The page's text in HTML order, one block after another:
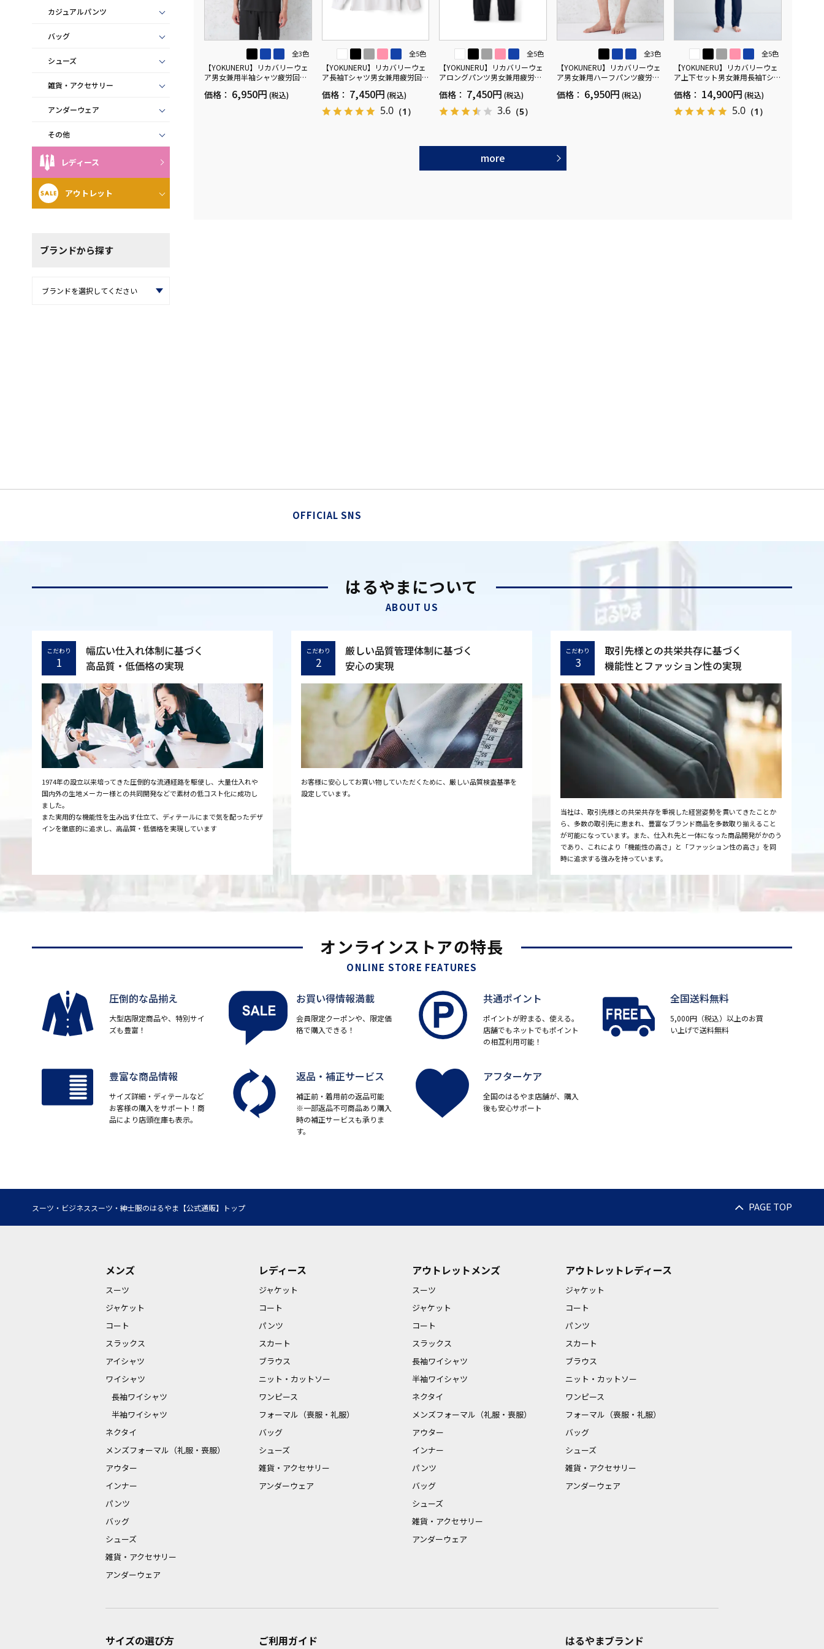
カジュアルパンツ
バッグ
シューズ
雑貨・アクセサリー
アンダーウェア
その他
レディース
アウトレット
ブランドから探す
全3色
【YOKUNERU】リカバリーウェ
ア男女兼用半袖シャツ疲労回復
(R)【一般医療機器】SS～LLサイ
価格： 6,950円 (税込)
全5色
【YOKUNERU】リカバリーウェ
ア長袖Tシャツ男女兼用疲労回復
(R)【一般医療機器】SS～LLサイ
ズ
価格： 7,450円 (税込)
5.0（1）
全5色
【YOKUNERU】リカバリーウェ
アロングパンツ男女兼用疲労回
IX(R)【一般医療機器】SS～LLサ
イズ
価格： 7,450円 (税込)
3.6 （5）
全3色
【YOKUNERU】リカバリーウェ
ア男女兼用ハーフパンツ疲労回
IX(R)【一般医療機器】SS～LLサ
価格： 6,950円 (税込)
全5色
【YOKUNERU】リカバリーウェ
ア上下セット男女兼用長袖Tシャ
進遠赤外線快眠NANOMIX(R)【一
般医療機器】SS～LLサイズ
価格： 14,900円 (税込)
5.0 （1）
more
OFFICIAL SNS
はるやまについて
ABOUT US
こだわり
1
幅広い仕入れ体制に基づく
高品質・低価格の実現
1974年の設立以来培ってきた圧倒的な流通経路を駆使し、大量仕入れや
国内外の生地メーカー様との共同開発などで素材の低コスト化に成功し
ました。
また実用的な機能性を生み出す仕立て、ディテールにまで気を配ったデザ
インを徹底的に追求し、高品質・低価格を実現しています
こだわり
2
厳しい品質管理体制に基づく
安心の実現
お客様に安心してお買い物していただくために、厳しい品質検査基準を
設定しています。
こだわり
3
取引先様との共栄共存に基づく
機能性とファッション性の実現
当社は、取引先様との共栄共存を重視した経営姿勢を貫いてきたことか
ら、多数の取引先に恵まれ、豊富なブランド商品を多数取り揃えること
が可能になっています。また、仕入れ先と一体になった商品開発がかのう
であり、これにより「機能性の高さ」と「ファッション性の高さ」を同
時に追求する強みを持っています。
オンラインストアの特長
ONLINE STORE FEATURES
圧倒的な品揃え
大型店限定商品や、特別サイ
ズも豊富！
お買い得情報満載
会員限定クーポンや、限定価
格で購入できる！
共通ポイント
ポイントが貯まる、使える。
店舗でもネットでもポイント
の相互利用可能！
全国送料無料
5,000円（税込）以上のお買
い上げで送料無料
豊富な商品情報
サイズ詳細・ディテールなど
お客様の購入をサポート！商
品により店頭在庫も表示。
返品・補正サービス
補正前・着用前の返品可能
※一部返品不可商品あり購入
時の補正サービスも承りま
す。
アフターケア
全国のはるやま店舗が、購入
後も安心サポート
スーツ・ビジネススーツ・紳士服のはるやま【公式通販】トップ PAGE TOP
メンズ
スーツ
ジャケット
コート
スラックス
アイシャツ
ワイシャツ
長袖ワイシャツ
半袖ワイシャツ
ネクタイ
メンズフォーマル（礼服・喪服）
アウター
インナー
パンツ
バッグ
シューズ
雑貨・アクセサリー
アンダーウェア
レディース
ジャケット
コート
パンツ
スカート
ブラウス
ニット・カットソー
ワンピース
フォーマル（喪服・礼服）
バッグ
シューズ
雑貨・アクセサリー
アンダーウェア
アウトレットメンズ
スーツ
ジャケット
コート
スラックス
長袖ワイシャツ
半袖ワイシャツ
ネクタイ
メンズフォーマル（礼服・喪服）
アウター
インナー
パンツ
バッグ
シューズ
雑貨・アクセサリー
アンダーウェア
アウトレットレディース
ジャケット
コート
パンツ
スカート
ブラウス
ニット・カットソー
ワンピース
フォーマル（喪服・礼服）
バッグ
シューズ
雑貨・アクセサリー
アンダーウェア
サイズの選び方 ご利用ガイド はるやまブランド